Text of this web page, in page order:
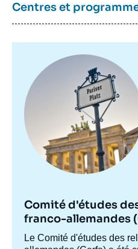
Centres et
principale
Comité d'études
franco-allemandes
Accroche
Le Comité d'études des